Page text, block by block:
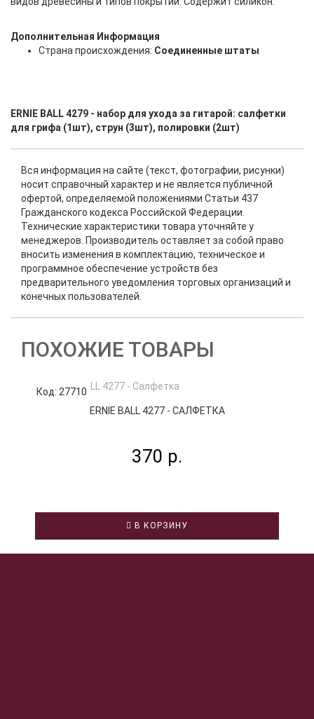
Дополнительная Информация
Страна происхождения: Соединенные штаты
ERNIE BALL 4279 - набор для ухода за гитарой: салфетки
для грифа (1шт), струн (3шт), полировки (2шт)
Вся информация на сайте (текст, фотографии, рисунки)
носит справочный характер и не является публичной
офертой, определяемой положениями Статьи 437
Гражданского кодекса Российской Федерации.
Технические характеристики товара уточняйте у
менеджеров. Производитель оставляет за собой право
вносить изменения в комплектацию, техническое и
программное обеспечение устройств без
предварительного уведомления торговых организаций и
конечных пользователей.
ПОХОЖИЕ ТОВАРЫ
Код: 27710
ERNIE BALL 4277 - САЛФЕТКА
370 р.
В КОРЗИНУ